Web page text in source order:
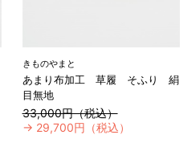
きものやまと
あまり布加工 草履 そふり 絹
目無地
33,000円（税込）
→ 29,700円（税込）